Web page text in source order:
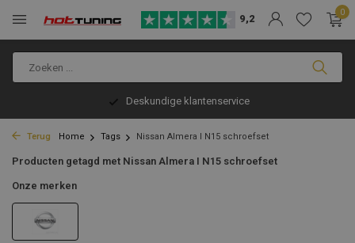
9,2
0
Deskundige klantenservice
Terug Home Tags Nissan Almera I N15 schroefset
Producten getagd met Nissan Almera I N15 schroefset
Onze merken